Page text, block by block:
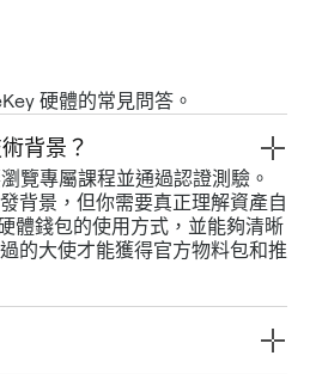
硬體的常見問答。
背景？
覽專屬課程並通過認證測驗。
背景，但你需要真正理解資產自
體錢包的使用方式，並能夠清晰
的大使才能獲得官方物料包和推